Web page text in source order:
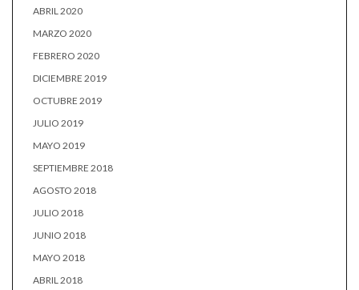
ABRIL 2020
MARZO 2020
FEBRERO 2020
DICIEMBRE 2019
OCTUBRE 2019
JULIO 2019
MAYO 2019
SEPTIEMBRE 2018
AGOSTO 2018
JULIO 2018
JUNIO 2018
MAYO 2018
ABRIL 2018